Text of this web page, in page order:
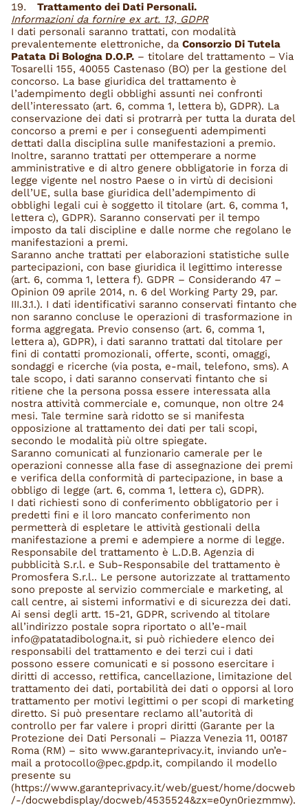
Trattamento dei Dati Personali.
Informazioni da fornire ex art. 13, GDPR
I dati personali saranno trattati, con modalità
prevalentemente elettroniche, da Consorzio Di Tutela
Patata Di Bologna D.O.P. – titolare del trattamento – Via
Tosarelli 155, 40055 Castenaso (BO) per la gestione del
concorso. La base giuridica del trattamento è
l’adempimento degli obblighi assunti nei confronti
dell’interessato (art. 6, comma 1, lettera b), GDPR). La
conservazione dei dati si protrarrà per tutta la durata del
concorso a premi e per i conseguenti adempimenti
dettati dalla disciplina sulle manifestazioni a premio.
Inoltre, saranno trattati per ottemperare a norme
amministrative e di altro genere obbligatorie in forza di
legge vigente nel nostro Paese o in virtù di decisioni
dell’UE, sulla base giuridica dell’adempimento di
obblighi legali cui è soggetto il titolare (art. 6, comma 1,
lettera c), GDPR). Saranno conservati per il tempo
imposto da tali discipline e dalle norme che regolano le
manifestazioni a premi.
Saranno anche trattati per elaborazioni statistiche sulle
partecipazioni, con base giuridica il legittimo interesse
(art. 6, comma 1, lettera f). GDPR – Considerando 47 –
Opinion 09 aprile 2014, n. 6 del Working Party 29, par.
III.3.1.). I dati identificativi saranno conservati fintanto che
non saranno concluse le operazioni di trasformazione in
forma aggregata. Previo consenso (art. 6, comma 1,
lettera a), GDPR), i dati saranno trattati dal titolare per
fini di contatti promozionali, offerte, sconti, omaggi,
sondaggi e ricerche (via posta, e-mail, telefono, sms). A
tale scopo, i dati saranno conservati fintanto che si
ritiene che la persona possa essere interessata alla
nostra attività commerciale e, comunque, non oltre 24
mesi. Tale termine sarà ridotto se si manifesta
opposizione al trattamento dei dati per tali scopi,
secondo le modalità più oltre spiegate.
Saranno comunicati al funzionario camerale per le
operazioni connesse alla fase di assegnazione dei premi
e verifica della conformità di partecipazione, in base a
obbligo di legge (art. 6, comma 1, lettera c), GDPR).
I dati richiesti sono di conferimento obbligatorio per i
predetti fini e il loro mancato conferimento non
permetterà di espletare le attività gestionali della
manifestazione a premi e adempiere a norme di legge.
Responsabile del trattamento è L.D.B. Agenzia di
pubblicità S.r.l. e Sub-Responsabile del trattamento è
Promosfera S.r.l.. Le persone autorizzate al trattamento
sono preposte al servizio commerciale e marketing, al
call centre, ai sistemi informativi e di sicurezza dei dati.
Ai sensi degli artt. 15-21, GDPR, scrivendo al titolare
all’indirizzo postale sopra riportato o all’e-mail
info@patatadibologna.it, si può richiedere elenco dei
responsabili del trattamento e dei terzi cui i dati
possono essere comunicati e si possono esercitare i
diritti di accesso, rettifica, cancellazione, limitazione del
trattamento dei dati, portabilità dei dati o opporsi al loro
trattamento per motivi legittimi o per scopi di marketing
diretto. Si può presentare reclamo all’autorità di
controllo per far valere i propri diritti (Garante per la
Protezione dei Dati Personali – Piazza Venezia 11, 00187
Roma (RM) – sito www.garanteprivacy.it, inviando un’e-
mail a protocollo@pec.gpdp.it, compilando il modello
presente su
(https://www.garanteprivacy.it/web/guest/home/docweb
/-/docwebdisplay/docweb/4535524&zx=e0yn0riezmmw).